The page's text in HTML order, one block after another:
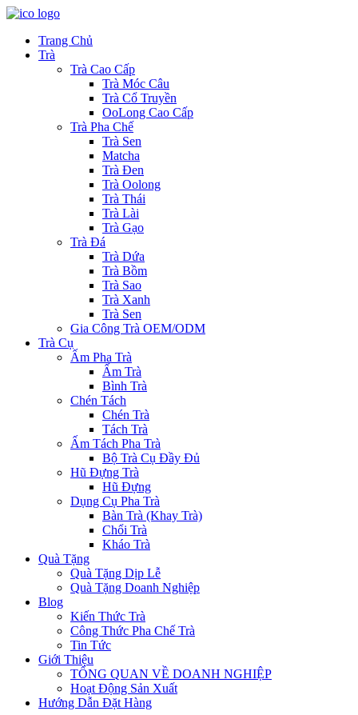
Trang Chủ
Trà
Trà Cao Cấp
Trà Móc Câu
Trà Cổ Truyền
OoLong Cao Cấp
Trà Pha Chế
Trà Sen
Matcha
Trà Đen
Trà Oolong
Trà Thái
Trà Lài
Trà Gạo
Trà Đá
Trà Dứa
Trà Bồm
Trà Sao
Trà Xanh
Trà Sen
Gia Công Trà OEM/ODM
Trà Cụ
Ấm Pha Trà
Ấm Trà
Bình Trà
Chén Tách
Chén Trà
Tách Trà
Ấm Tách Pha Trà
Bộ Trà Cụ Đầy Đủ
Hũ Đựng Trà
Hũ Đựng
Dụng Cụ Pha Trà
Bàn Trà (Khay Trà)
Chổi Trà
Kháo Trà
Quà Tặng
Quà Tặng Dịp Lễ
Quà Tặng Doanh Nghiệp
Blog
Kiến Thức Trà
Công Thức Pha Chế Trà
Tin Tức
Giới Thiệu
TỔNG QUAN VỀ DOANH NGHIỆP
Hoạt Động Sản Xuất
Hướng Dẫn Đặt Hàng